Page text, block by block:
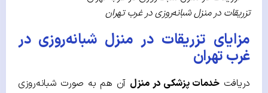
تزریقات در منزل شبانه‌روزی در غرب تهران
مزایای تزریقات در منزل شبانه‌روزی در
غرب تهران
دریافتخدمات پزشکی در منزل آن هم به صورت شبانه‌روزی